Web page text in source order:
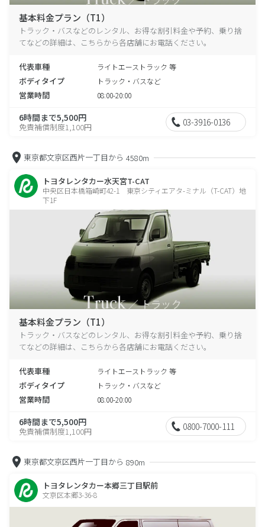
基本料金プラン（T1）
トラック・バスなどのレンタル、お得な割引料金や予約、乗り捨
てなどの詳細は、こちらから各店舗にお電話ください。
代表車種 ライトエーストラック 等
ボディタイプ トラック・バスなど
営業時間 08:00-20:00
6時間まで5,500円
免責補償制度1,100円 03-3916-0136
東京都文京区西片一丁目から 4580m
トヨタレンタカー水天宮T-CAT
中央区日本橋箱崎町42-1 東京シティエアタ-ミナル（T-CAT）地
下1F
基本料金プラン（T1）
トラック・バスなどのレンタル、お得な割引料金や予約、乗り捨
てなどの詳細は、こちらから各店舗にお電話ください。
代表車種 ライトエーストラック 等
ボディタイプ トラック・バスなど
営業時間 08:00-20:00
6時間まで5,500円
免責補償制度1,100円 0800-7000-111
東京都文京区西片一丁目から 890m
トヨタレンタカー本郷三丁目駅前
文京区本郷3-36-8